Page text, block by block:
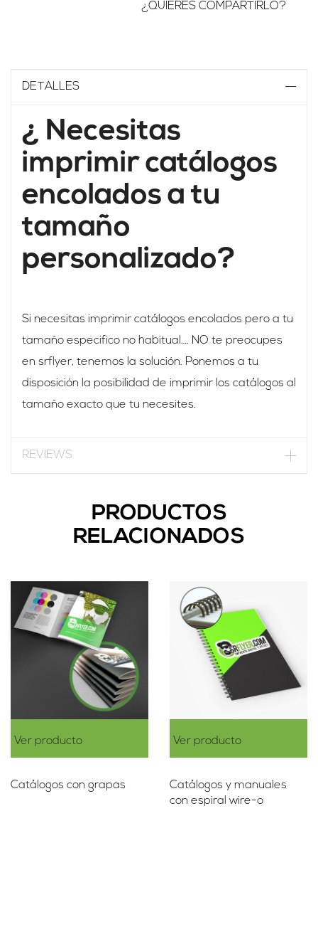
¿QUIERES COMPARTIRLO?
DETALLES
¿ Necesitas
imprimir catálogos
encolados a tu
tamaño
personalizado?
Si necesitas imprimir catálogos encolados pero a tu
tamaño especifico no habitual…. NO te preocupes
en srflyer, tenemos la solución. Ponemos a tu
disposición la posibilidad de imprimir los catálogos al
tamaño exacto que tu necesites.
REVIEWS
PRODUCTOS
RELACIONADOS
Ver producto
Catálogos con grapas
Ver producto
Catálogos y manuales
con espiral wire-o